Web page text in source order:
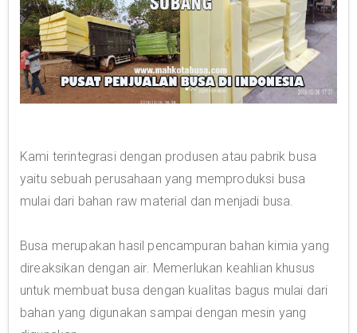
Kami terintegrasi dengan produsen atau pabrik busa
yaitu sebuah perusahaan yang memproduksi busa
mulai dari bahan raw material dan menjadi busa.
Busa merupakan hasil pencampuran bahan kimia yang
direaksikan dengan air. Memerlukan keahlian khusus
untuk membuat busa dengan kualitas bagus mulai dari
bahan yang digunakan sampai dengan mesin yang